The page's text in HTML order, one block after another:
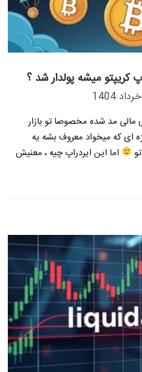
کریپتو میشه پولدار شد ؟
مالی مد شده مخصوصا تو بازار
ای که میخواد معروف بشه یه
اما این ایردراپ چیه ، معنیش